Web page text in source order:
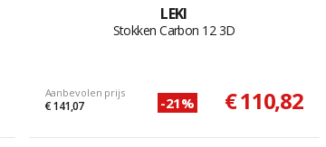
LEKI
Stokken Carbon 12 3D
Aanbevolen prijs
€ 141,07 -21% € 110,82